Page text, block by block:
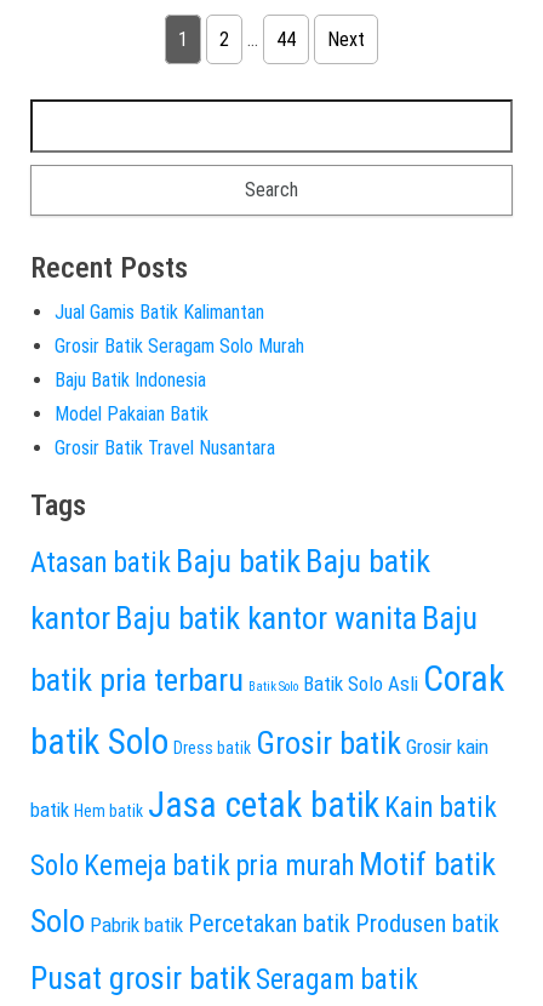
Posts navigation
1 2 … 44 Next
Recent Posts
Jual Gamis Batik Kalimantan
Grosir Batik Seragam Solo Murah
Baju Batik Indonesia
Model Pakaian Batik
Grosir Batik Travel Nusantara
Tags
Atasan batik Baju batik Baju batik
kantor Baju batik kantor wanita Baju
batik pria terbaru Batik Solo Batik Solo Asli Corak
batik Solo Dress batik Grosir batik Grosir kain
batik Hem batik Jasa cetak batik Kain batik
Solo Kemeja batik pria murah Motif batik
Solo Pabrik batik Percetakan batik Produsen batik
Pusat grosir batikSeragam batik